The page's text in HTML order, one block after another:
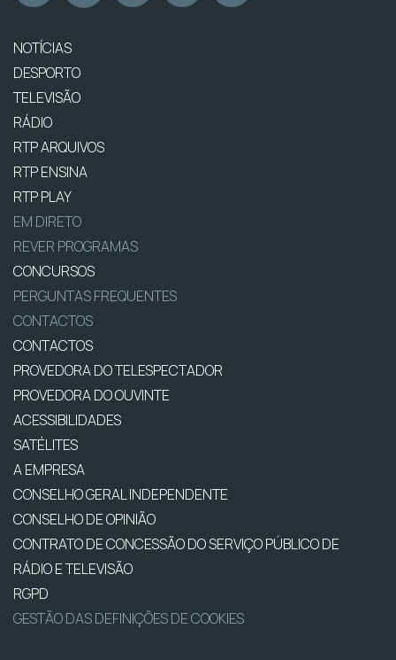
NOTÍCIAS
DESPORTO
TELEVISÃO
RÁDIO
RTP ARQUIVOS
RTP ENSINA
RTP PLAY
EM DIRETO
REVER PROGRAMAS
CONCURSOS
PERGUNTAS FREQUENTES
CONTACTOS
CONTACTOS
PROVEDORA DO TELESPECTADOR
PROVEDORA DO OUVINTE
ACESSIBILIDADES
SATÉLITES
A EMPRESA
CONSELHO GERAL INDEPENDENTE
CONSELHO DE OPINIÃO
CONTRATO DE CONCESSÃO DO SERVIÇO PÚBLICO DE
RÁDIO E TELEVISÃO
RGPD
GESTÃO DAS DEFINIÇÕES DE COOKIES